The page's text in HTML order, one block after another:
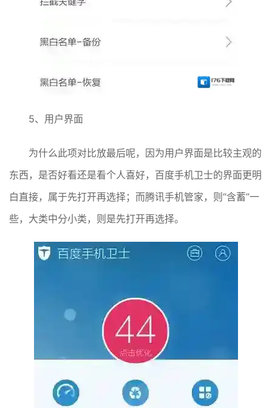
5、用户界面
为什么此项对比放最后呢，因为用户界面是比较主观的
东西，是否好看还是看个人喜好，百度手机卫士的界面更明
白直接，属于先打开再选择；而腾讯手机管家，则“含蓄”一
些，大类中分小类，则是先打开再选择。